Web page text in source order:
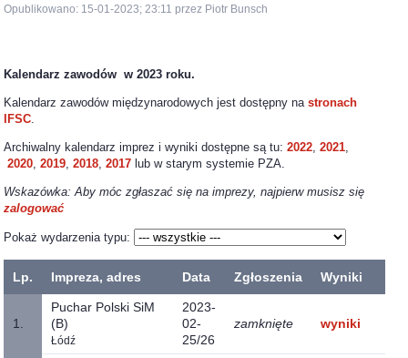
Opublikowano: 15-01-2023; 23:11 przez Piotr Bunsch
Kalendarz zawodów w 2023 roku.
Kalendarz zawodów międzynarodowych jest dostępny nastronach
IFSC
Archiwalny kalendarz imprez i wyniki dostępne są tu:2022 ,2021
2020 ,2019 ,2018 ,2017 lub w starym systemie PZA.
Wskazówka: Aby móc zgłaszać się na imprezy, najpierw musisz się
zalogować
Pokaż wydarzenia typu:
Lp. Impreza, adres Data Zgłoszenia Wyniki
1.
Puchar Polski SiM
(B)
Łódź
2023-
02-
25/26
zamknięte wyniki